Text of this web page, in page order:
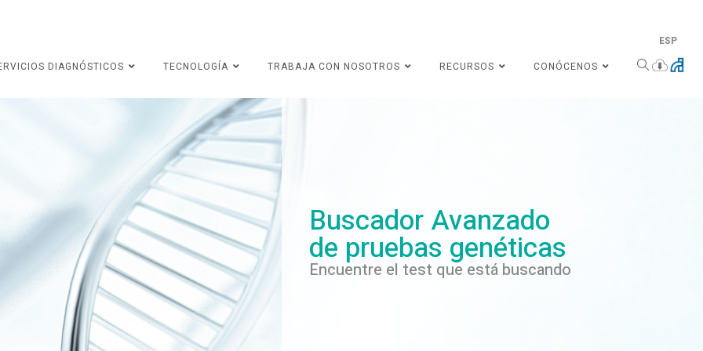
ESP
DIAGNÓSTICOS
TECNOLOGÍA TRABAJA CON NOSOTROS RECURSOS CONÓCENOS
Buscador Avanzado
de pruebas genéticas
Encuentre el test que está buscando